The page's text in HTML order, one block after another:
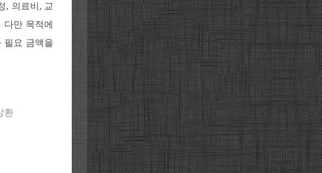
, 의료비, 교
만 목적에
필요 금액을
환